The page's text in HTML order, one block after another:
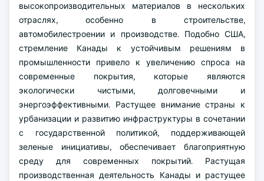
высокопроизводительных материалов в нескольких
отраслях, особенно в строительстве,
автомобилестроении и производстве. Подобно США,
стремление Канады к устойчивым решениям в
промышленности привело к увеличению спроса на
современные покрытия, которые являются
экологически чистыми, долговечными и
энергоэффективными. Растущее внимание страны к
урбанизации и развитию инфраструктуры в сочетании
с государственной политикой, поддерживающей
зеленые инициативы, обеспечивает благоприятную
среду для современных покрытий. Растущая
производственная деятельность Канады и растущее